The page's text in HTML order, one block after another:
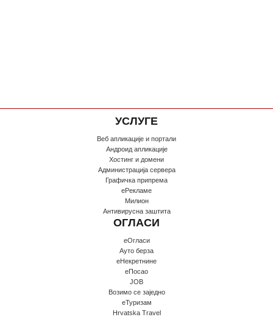
УСЛУГЕ
Веб апликације и портали
Андроид апликације
Хостинг и домени
Администрација сервера
Графичка припрема
еРекламе
Милион
Антивирусна заштита
ОГЛАСИ
еОгласи
Ауто берза
еНекретнине
еПосао
JOB
Возимо се заједно
еТуризам
Hrvatska Travel